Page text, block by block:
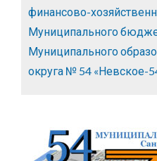
финансово-
Муниципального
Муниципального
округа № 54 «Невское-